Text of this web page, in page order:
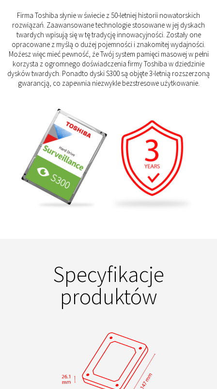
Firma Toshiba słynie w świecie z 50-letniej historii nowatorskich
rozwiązań. Zaawansowane technologie stosowane w jej dyskach
twardych wpisują się w tę tradycję innowacyjności. Zostały one
opracowane z myślą o dużej pojemności i znakomitej wydajności.
Możesz więc mieć pewność, że Twój system pamięci masowej w pełni
korzysta z ogromnego doświadczenia firmy Toshiba w dziedzinie
dysków twardych. Ponadto dyski S300 są objęte 3-letnią rozszerzoną
gwarancją, co zapewnia niezwykle bezstresowe użytkowanie.
Specyfikacje
produktów